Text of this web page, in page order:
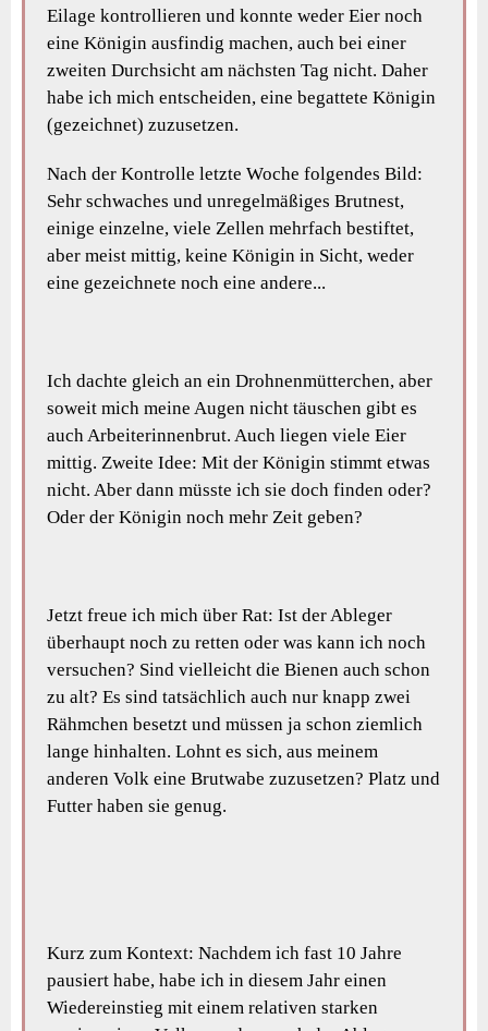
Eilage kontrollieren und konnte weder Eier noch
eine Königin ausfindig machen, auch bei einer
zweiten Durchsicht am nächsten Tag nicht. Daher
habe ich mich entscheiden, eine begattete Königin
(gezeichnet) zuzusetzen.
Nach der Kontrolle letzte Woche folgendes Bild:
Sehr schwaches und unregelmäßiges Brutnest,
einige einzelne, viele Zellen mehrfach bestiftet,
aber meist mittig, keine Königin in Sicht, weder
eine gezeichnete noch eine andere...
Ich dachte gleich an ein Drohnenmütterchen, aber
soweit mich meine Augen nicht täuschen gibt es
auch Arbeiterinnenbrut. Auch liegen viele Eier
mittig. Zweite Idee: Mit der Königin stimmt etwas
nicht. Aber dann müsste ich sie doch finden oder?
Oder der Königin noch mehr Zeit geben?
Jetzt freue ich mich über Rat: Ist der Ableger
überhaupt noch zu retten oder was kann ich noch
versuchen? Sind vielleicht die Bienen auch schon
zu alt? Es sind tatsächlich auch nur knapp zwei
Rähmchen besetzt und müssen ja schon ziemlich
lange hinhalten. Lohnt es sich, aus meinem
anderen Volk eine Brutwabe zuzusetzen? Platz und
Futter haben sie genug.
Kurz zum Kontext: Nachdem ich fast 10 Jahre
pausiert habe, habe ich in diesem Jahr einen
Wiedereinstieg mit einem relativen starken